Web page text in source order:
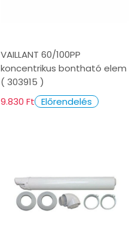
VAILLANT 60/100PP
koncentrikus bontható elem
( 303915 )
9.830 Ft Előrendelés